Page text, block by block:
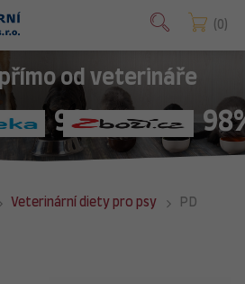
0
od veterináře
98%
Veterinární diety pro psy
PD